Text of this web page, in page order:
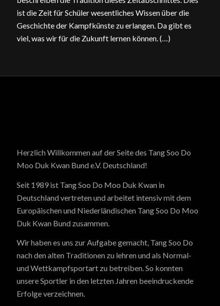
ist die Zeit für Schüler wesentliches Wissen über die
Geschichte der Kampfkünste zu erlangen. Da gibt es
viel, was wir für die Zukunft lernen können. (…)
Herzlich Willkommen auf der Seite des Tang Soo Do
Moo Duk Kwan Bund e.V. Deutschland!
Seit 1989 ist Tang Soo Do Moo Duk Kwan in
Deutschland vertreten und arbeitet intensiv mit dem
Europäischen und Niederländischen Tang Soo Do Moo
Duk Kwan Bund zusammen.
Wir haben es uns zur Aufgabe gemacht, Tang Soo Do
nach den alten Traditionen zu lehren und als Normal-
und Wettkampfsportart zu betreiben. So konnten
unsere Sportler in den letzten Jahren beeindruckende
Erfolge verzeichnen.